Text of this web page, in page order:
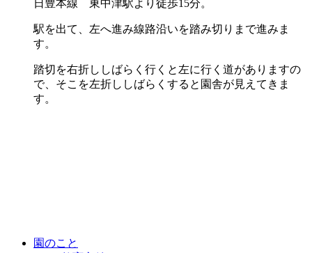
日豊本線 東中津駅より徒歩15分。
駅を出て、左へ進み線路沿いを踏み切りまで進みま
す。
踏切を右折ししばらく行くと左に行く道がありますの
で、 そこを左折ししばらくすると園舎が見えてきま
す。
園のこと